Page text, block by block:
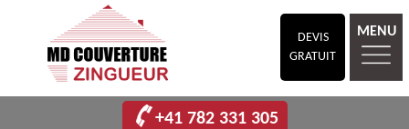
DEVIS
GRATUIT
MENU
+41 782 331 305